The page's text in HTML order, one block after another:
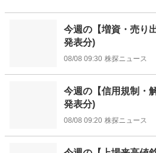
今週の【増資・売り
発表分)
08/08 09:30 株探ニュース
今週の【信用規制・
発表分)
08/08 09:20 株探ニュース